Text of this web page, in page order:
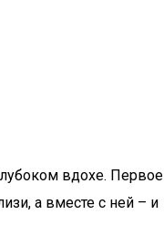
вдохе. Первое
а вместе с ней – и